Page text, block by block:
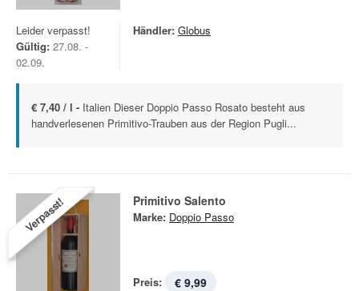
Leider verpasst!
Gültig: 27.08. -
02.09.
Händler: Globus
€ 7,40 / l - Italien Dieser Doppio Passo Rosato besteht aus
handverlesenen Primitivo-Trauben aus der Region Pugli...
Verpasst! Primitivo Salento
Marke: Doppio Passo
Preis: € 9,99